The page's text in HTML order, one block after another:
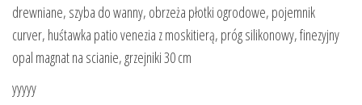
drewniane, szyba do wanny, obrzeża płotki ogrodowe, pojemnik
curver, huśtawka patio venezia z moskitierą, próg silikonowy, finezyjny
opal magnat na scianie, grzejniki 30 cm
yyyyy